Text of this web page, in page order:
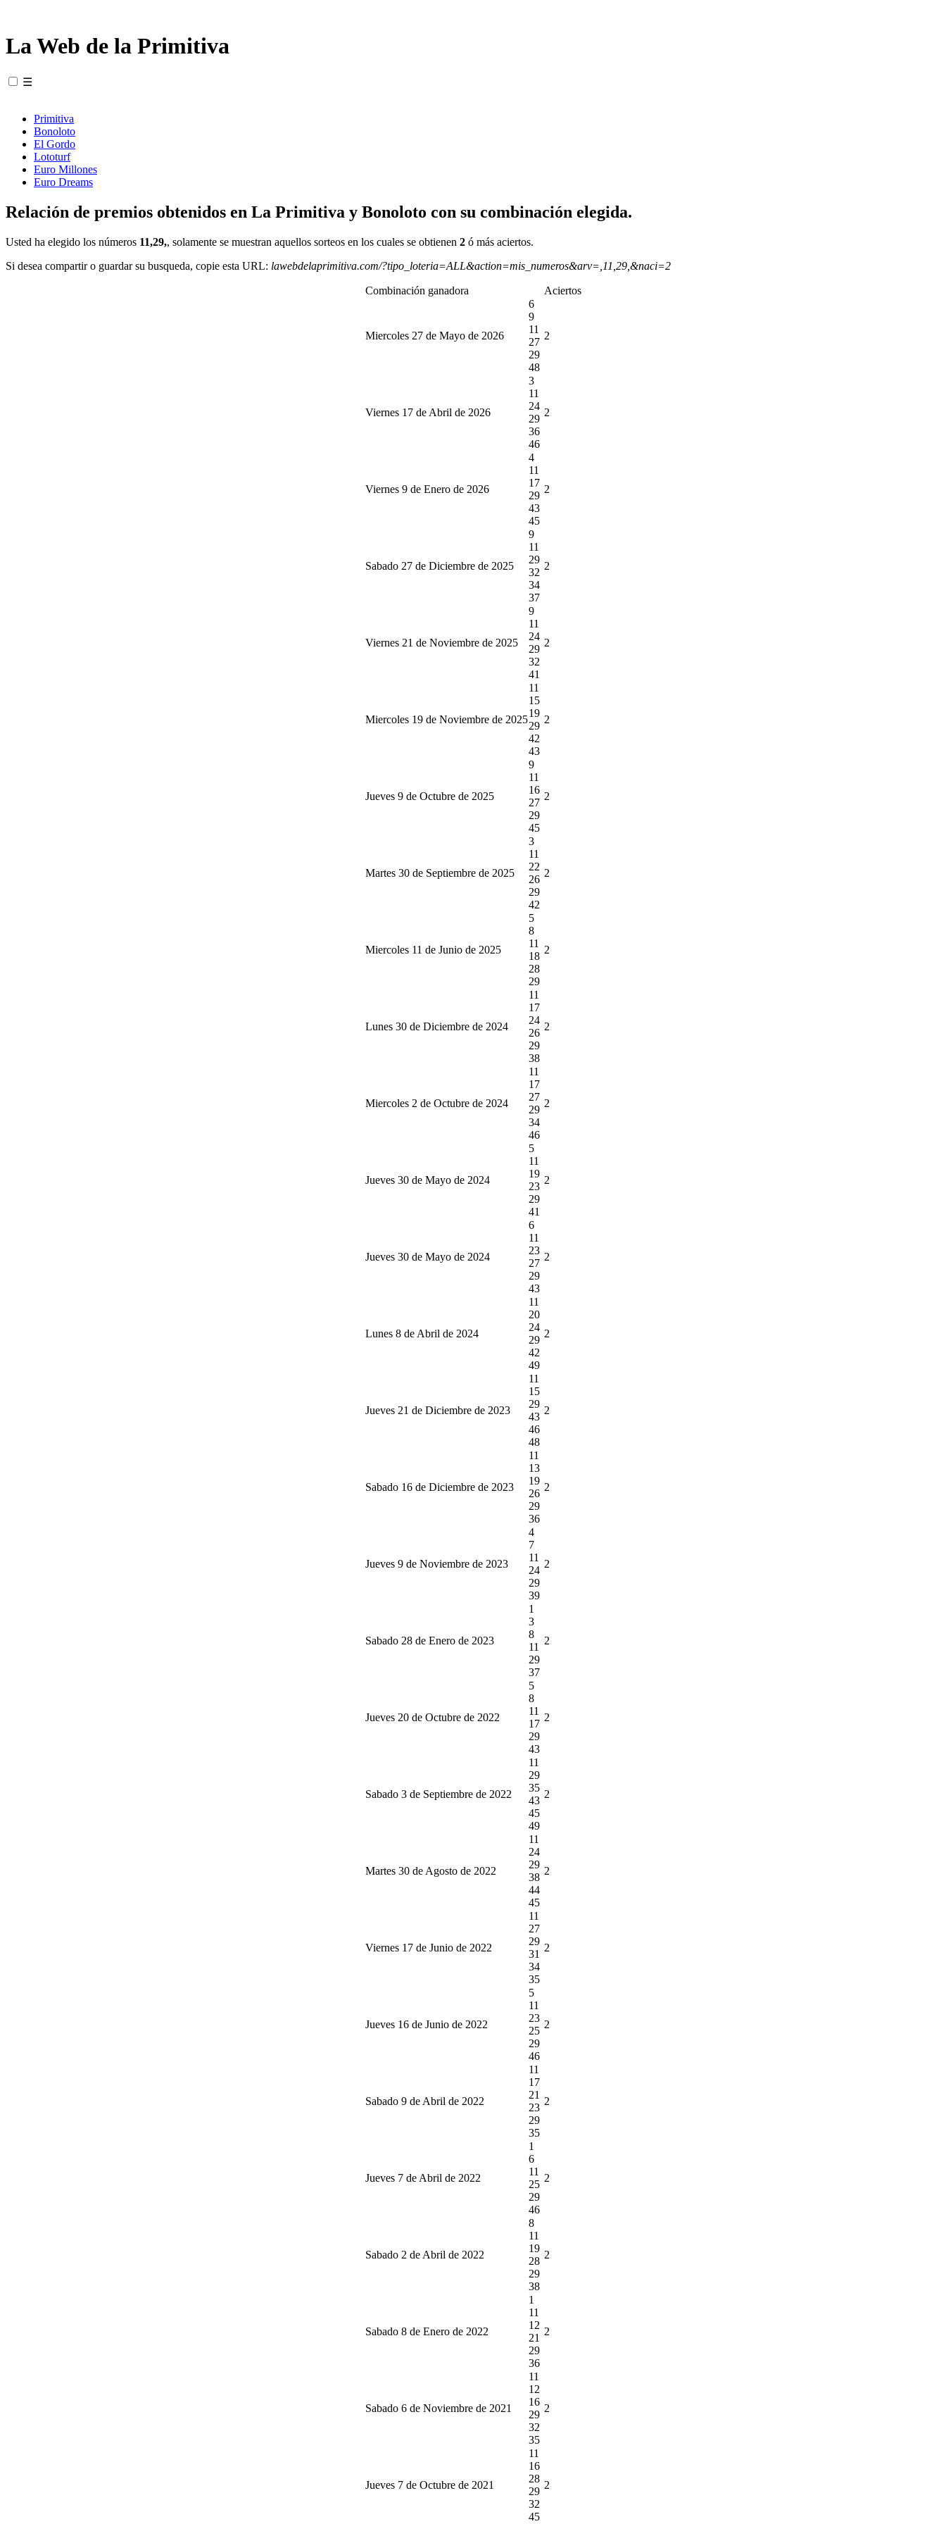
La Web de la Primitiva
☰
Primitiva
Bonoloto
El Gordo
Lototurf
Euro Millones
Euro Dreams
Relación de premios obtenidos en La Primitiva y Bonoloto con su combinación elegida.
Usted ha elegido los números 11,29,, solamente se muestran aquellos sorteos en los cuales se obtienen 2 ó más aciertos.
Si desea compartir o guardar su busqueda, copie esta URL: lawebdelaprimitiva.com/?tipo_loteria=ALL&action=mis_numeros&arv=,11,29,&naci=2
Combinación ganadora Aciertos
Miercoles 27 de Mayo de 2026
6
9
11
27
29
48
2
Viernes 17 de Abril de 2026
3
11
24
29
36
46
2
Viernes 9 de Enero de 2026
4
11
17
29
43
45
2
Sabado 27 de Diciembre de 2025
9
11
29
32
34
37
2
Viernes 21 de Noviembre de 2025
9
11
24
29
32
41
2
Miercoles 19 de Noviembre de 2025
11
15
19
29
42
43
2
Jueves 9 de Octubre de 2025
9
11
16
27
29
45
2
Martes 30 de Septiembre de 2025
3
11
22
26
29
42
2
Miercoles 11 de Junio de 2025
5
8
11
18
28
29
2
Lunes 30 de Diciembre de 2024
11
17
24
26
29
38
2
Miercoles 2 de Octubre de 2024
11
17
27
29
34
46
2
Jueves 30 de Mayo de 2024
5
11
19
23
29
41
2
Jueves 30 de Mayo de 2024
6
11
23
27
29
43
2
Lunes 8 de Abril de 2024
11
20
24
29
42
49
2
Jueves 21 de Diciembre de 2023
11
15
29
43
46
48
2
Sabado 16 de Diciembre de 2023
11
13
19
26
29
36
2
Jueves 9 de Noviembre de 2023
4
7
11
24
29
39
2
Sabado 28 de Enero de 2023
1
3
8
11
29
37
2
Jueves 20 de Octubre de 2022
5
8
11
17
29
43
2
Sabado 3 de Septiembre de 2022
11
29
35
43
45
49
2
Martes 30 de Agosto de 2022
11
24
29
38
44
45
2
Viernes 17 de Junio de 2022
11
27
29
31
34
35
2
Jueves 16 de Junio de 2022
5
11
23
25
29
46
2
Sabado 9 de Abril de 2022
11
17
21
23
29
35
2
Jueves 7 de Abril de 2022
1
6
11
25
29
46
2
Sabado 2 de Abril de 2022
8
11
19
28
29
38
2
Sabado 8 de Enero de 2022
1
11
12
21
29
36
2
Sabado 6 de Noviembre de 2021
11
12
16
29
32
35
2
Jueves 7 de Octubre de 2021
11
16
28
29
32
45
2